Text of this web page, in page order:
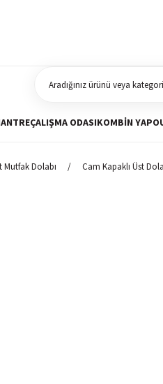
ANTREÇALIŞMA ODASIKOMBIN YAP
Mutfak Dolabı Cam Kapaklı Üst